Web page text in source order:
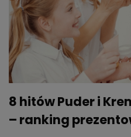
8 hitów Puder i
– ranking